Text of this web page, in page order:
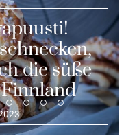
die süße